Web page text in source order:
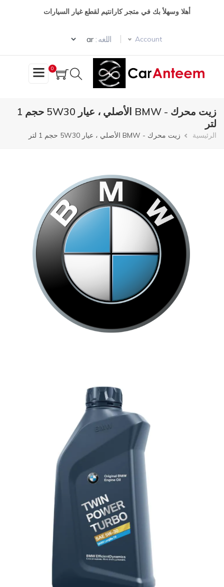
أهلا وسهلأ بك في متجر كارانتيم لقطع غيار السيارات
Account اللغه :
Select your language
0
زيت محرك - BMW الأصلي ، عيار 5W30 حجم 1
لتر
مسار
الرئيسية زيت محرك - BMW الأصلي ، عيار 5W30 حجم 1 لتر